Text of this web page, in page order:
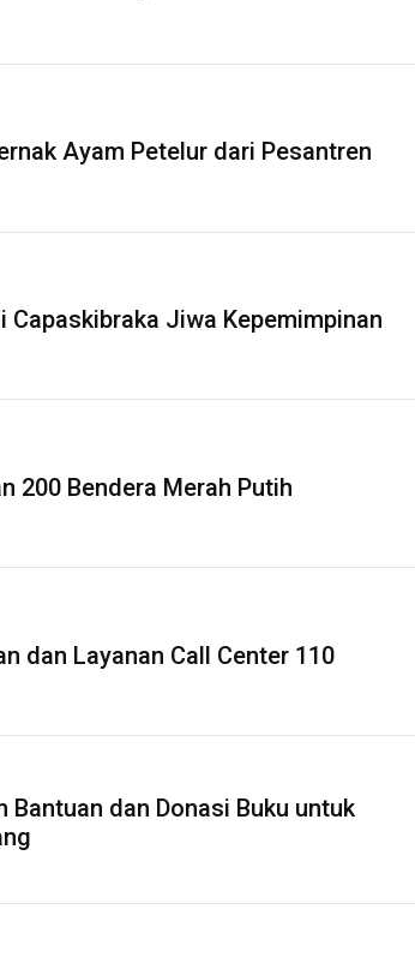
Ayam Petelur dari Pesantren
Capaskibraka Jiwa Kepemimpinan
200 Bendera Merah Putih
dan Layanan Call Center 110
Bantuan dan Donasi Buku untuk